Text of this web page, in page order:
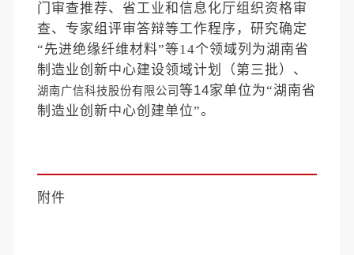
门审查推荐、省工业和信息化厅组织资格审
查、专家组 评审答辩等工作程序， 研究确定
“先进绝缘纤维材料”等14个领域列为湖南省
制造业创新中心建设领域计划（第三批） 、
湖南广信科技股份有限公司 等14家单位为“湖南省
制造业创新中心创建单位”。
附件